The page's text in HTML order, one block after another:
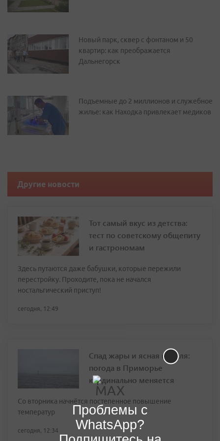
Новый парк, сквер с фонтаном и 50
квартир: как преображается
Дальнегорск
Подъемные до 2 миллионов и служебное
жилье: как Находка привлекает медиков
Другие новости
Тот самый вкус из детства:
тест по советскому общепиту
и гастрономам
Здесь путаются даже бабушки, которые пережили
перестройку. Проходите, пока не начался
ностальгический приступ!
сегодня, 12:49
Спад жары и ясная неделя:
погода в Приморье
кардинально меняется
Со вторника начнётся постепенное повышение
температур
сегодня, 12:34
Проблемы с
WhatsApp?